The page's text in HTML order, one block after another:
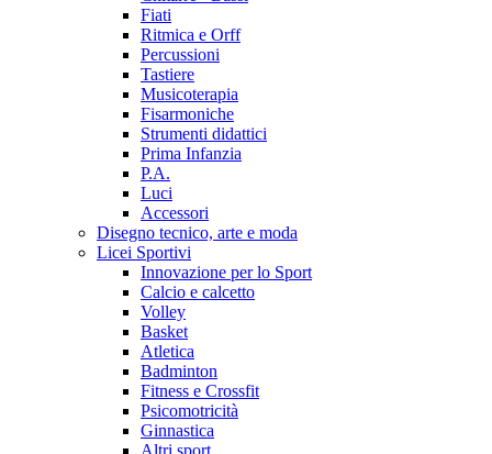
Fiati
Ritmica e Orff
Percussioni
Tastiere
Musicoterapia
Fisarmoniche
Strumenti didattici
Prima Infanzia
P.A.
Luci
Accessori
Disegno tecnico, arte e moda
Licei Sportivi
Innovazione per lo Sport
Calcio e calcetto
Volley
Basket
Atletica
Badminton
Fitness e Crossfit
Psicomotricità
Ginnastica
Altri sport